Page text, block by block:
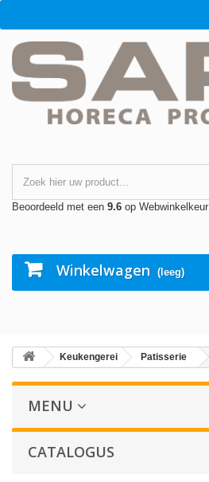
Beoordeeld met een 9.6 op Webwinkelkeur
Winkelwagen (leeg)
Keukengerei Patisserie
MENU
CATALOGUS